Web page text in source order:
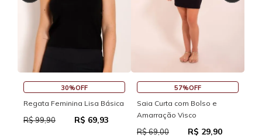
30%OFF
Regata Feminina Lisa Básica
R$ 99,90 R$ 69,93
57%OFF
Saia Curta com Bolso e
Amarração Visco
R$ 69,00 R$ 29,90